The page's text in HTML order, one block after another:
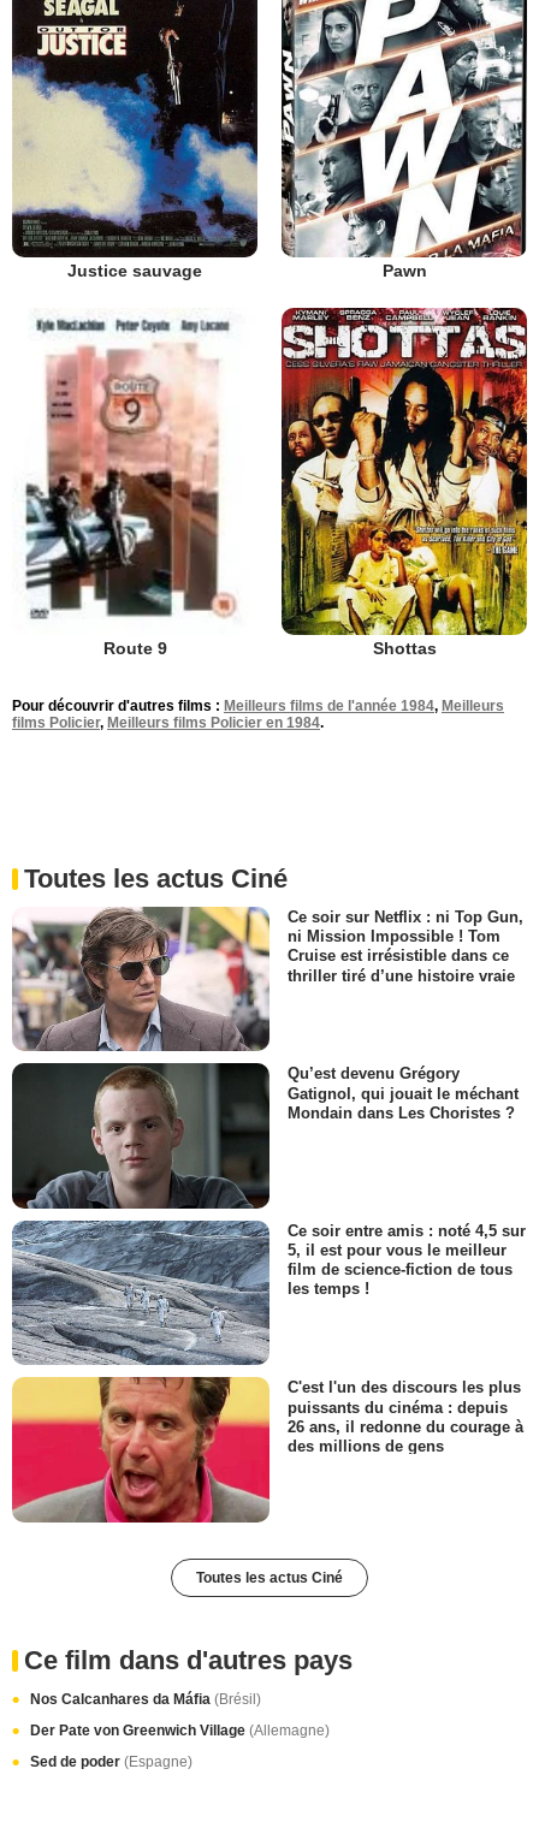
Justice sauvage Pawn
Route 9 Shottas
Pour découvrir d'autres films : Meilleurs films de l'année 1984, Meilleurs
films Policier, Meilleurs films Policier en 1984.
Toutes les actus Ciné
Ce soir sur Netflix : ni Top Gun,
ni Mission Impossible ! Tom
Cruise est irrésistible dans ce
thriller tiré d’une histoire vraie
Qu’est devenu Grégory
Gatignol, qui jouait le méchant
Mondain dans Les Choristes ?
Ce soir entre amis : noté 4,5 sur
5, il est pour vous le meilleur
film de science-fiction de tous
les temps !
C'est l'un des discours les plus
puissants du cinéma : depuis
26 ans, il redonne du courage à
des millions de gens
Toutes les actus Ciné
Ce film dans d'autres pays
Nos Calcanhares da Máfia (Brésil)
Der Pate von Greenwich Village (Allemagne)
Sed de poder (Espagne)